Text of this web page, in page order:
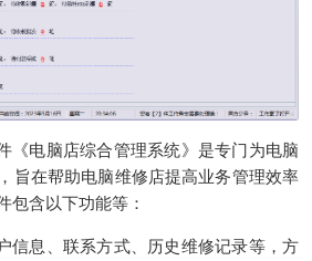
《电脑店综合管理系统》是专门为电脑
旨在帮助电脑维修店提高业务管理效率
包含以下功能等：
信息、联系方式、历史维修记录等，方